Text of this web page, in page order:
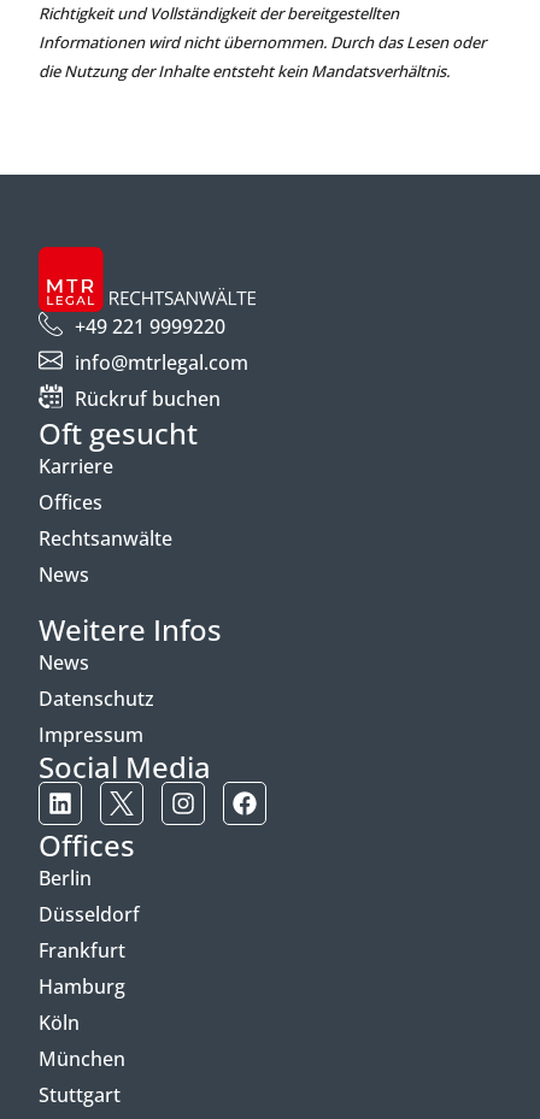
Richtigkeit und Vollständigkeit der bereitgestellten
Informationen wird nicht übernommen. Durch das Lesen oder
die Nutzung der Inhalte entsteht kein Mandatsverhältnis.
+49 221 9999220
info@mtrlegal.com
Rückruf buchen
Oft gesucht
Karriere
Offices
Rechtsanwälte
News
Weitere Infos
News
Datenschutz
Impressum
Social Media
Offices
Berlin
Düsseldorf
Frankfurt
Hamburg
Köln
München
Stuttgart